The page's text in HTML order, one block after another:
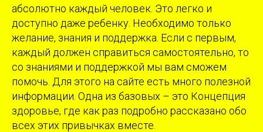
абсолютно каждый человек. Это легко и
доступно даже ребенку. Необходимо только
желание, знания и поддержка. Если с первым,
каждый должен справиться самостоятельно, то
со знаниями и поддержкой мы вам сможем
помочь. Для этого на сайте есть много полезной
информации. Одна из базовых – это Концепция
здоровье, где как раз подробно рассказано обо
всех этих привычках вместе.